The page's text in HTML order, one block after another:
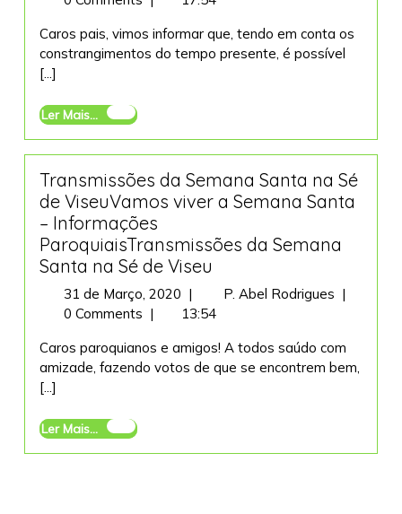
2020
primeiro
ano
Caros pais, vimos informar que, tendo em conta os
constrangimentos do tempo presente, é possível
[...]
Ler Mais... Ler
Transmissões da Semana Santa na Sé
de ViseuVamos viver a Semana Santa
– Informações
ParoquiaisTransmissões da Semana
Santa na Sé de Viseu
31 de Março, 2020 31
de
2020
| P. Abel Rodrigues
Santa
na
viver
|
0 Comments |
13:54
Caros paroquianos e amigos! A todos saúdo com
amizade, fazendo votos de que se encontrem bem,
[...]
Ler Mais... Ler